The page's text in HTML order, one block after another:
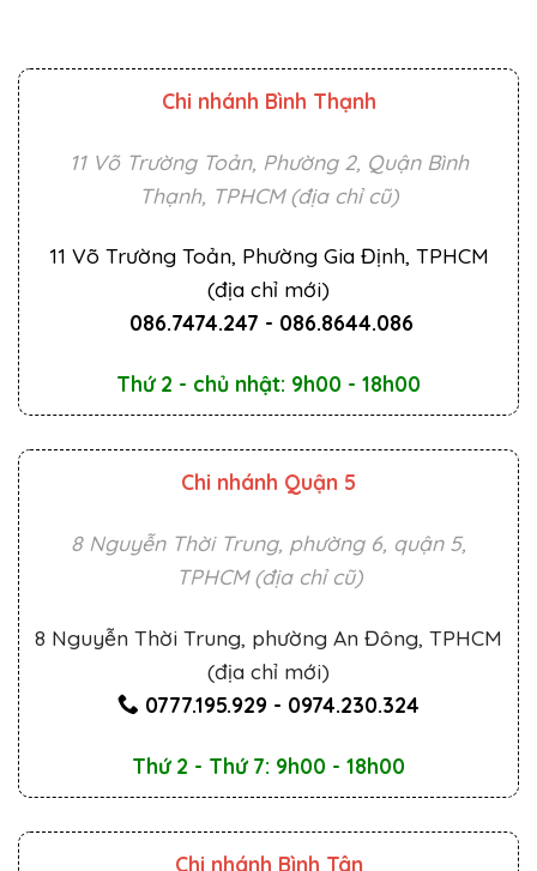
Chi nhánh Bình Thạnh
11 Võ Trường Toản, Phường 2, Quận Bình
Thạnh, TPHCM (địa chỉ cũ)
11 Võ Trường Toản, Phường Gia Định, TPHCM
(địa chỉ mới)
086.7474.247 - 086.8644.086
Thứ 2 - chủ nhật: 9h00 - 18h00
Chi nhánh Quận 5
8 Nguyễn Thời Trung, phường 6, quận 5,
TPHCM (địa chỉ cũ)
8 Nguyễn Thời Trung, phường An Đông, TPHCM
(địa chỉ mới)
0777.195.929 - 0974.230.324
Thứ 2 - Thứ 7: 9h00 - 18h00
Chi nhánh Bình Tân